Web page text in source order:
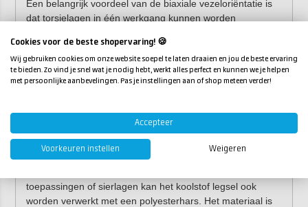
Een belangrijk voordeel van de biaxiale vezeloriëntatie is
dat torsielagen in één werkgang kunnen worden
constructieve laminaten.
Biaxiaal koolstof legsel is ook verkrijgbaar in100
Verwerking
Voor de beste mechanische eigenschappen wordt het
toepassingen of sierlagen kan het koolstof legsel ook
worden verwerkt met een polyesterhars. Het materiaal is
Cookies voor de beste shopervaring! 🍪
Wij gebruiken cookies om onze website soepel te laten draaien en jou de beste ervaring
te bieden. Zo vind je snel wat je nodig hebt, werkt alles perfect en kunnen we je helpen
met persoonlijke aanbevelingen. Pas je instellingen aan of shop meteen verder!
Accepteer
Voorkeuren instellen Weigeren